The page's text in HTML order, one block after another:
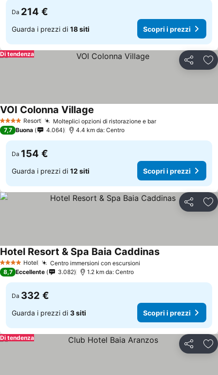
Da 214 €
Guarda i prezzi di 18 siti Scopri i prezzi
Condividi
Di tendenza
4 Stelle Resort Molteplici opzioni di ristorazione e bar
VOI Colonna Village
7,7 Buona 4.064 4.4 km da: Centro
Da 154 €
Guarda i prezzi di 12 siti Scopri i prezzi
Condividi
4 Stelle Hotel Centro immersioni con escursioni
Hotel Resort & Spa Baia Caddinas
8,7 Eccellente 3.082 1.2 km da: Centro
Da 332 €
Guarda i prezzi di 3 siti Scopri i prezzi
Condividi
Di tendenza